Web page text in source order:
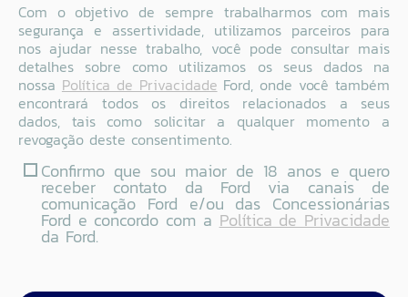
Com o objetivo de sempre trabalharmos com mais
segurança e assertividade, utilizamos parceiros para
nos ajudar nesse trabalho, você pode consultar mais
detalhes sobre como utilizamos os seus dados na
nossa Política de Privacidade Ford, onde você também
encontrará todos os direitos relacionados a seus
dados, tais como solicitar a qualquer momento a
revogação deste consentimento.
Confirmo que sou maior de 18 anos e quero
receber contato da Ford via canais de
comunicação Ford e/ou das Concessionárias
Ford e concordo com a Política de Privacidade
da Ford.